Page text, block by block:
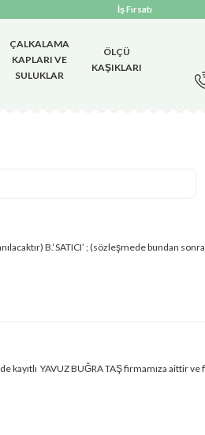
İş Fırsatı
ÇALKALAMA
KAPLARI VE
SULUKLAR
ÖLÇÜ
KAŞIKLARI
B.‘SATICI’ ; (sözleşmede bundan
kayıtlı YAVUZ BUĞRA TAŞ firmamıza aittir